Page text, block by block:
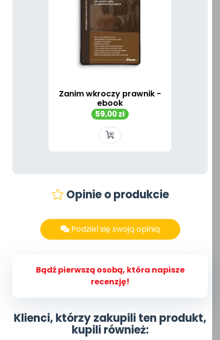
Zanim wkroczy prawnik -
ebook
Cena
59,00 zł
Opinie o produkcie
Podziel się swoją opinią
Bądź pierwszą osobą, która napisze
recenzję!
Klienci, którzy zakupili ten produkt,
kupili również: